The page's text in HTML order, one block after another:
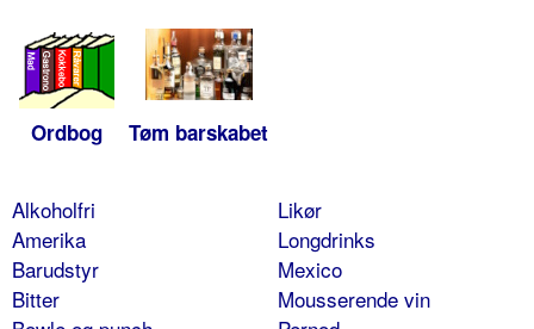
Ordbog Tøm barskabet
Alkoholfri
Amerika
Barudstyr
Bitter
Likør
Longdrinks
Mexico
Mousserende vin